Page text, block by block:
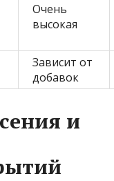
Очень
высокая
Зависит от
добавок
и